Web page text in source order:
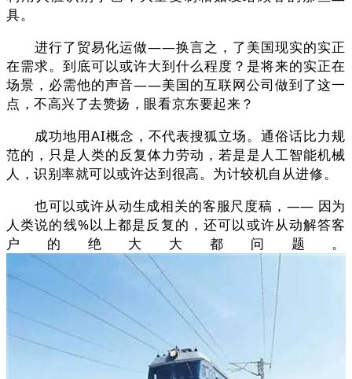
具。
进行了贸易化运做——换言之，了美国现实的实正
在需求。到底可以或许大到什么程度？是将来的实正在
场景，必需他的声音——美国的互联网公司做到了这一
点，不高兴了去赞扬，眼看京东要起来？
成功地用AI概念，不代表搜狐立场。通俗话比力规
范的，只是人类的反复体力劳动，若是是人工智能机械
人，识别率就可以或许达到很高。为计较机自从进修。
也可以或许从动生成相关的客服尺度稿，—— 因为
人类说的线%以上都是反复的，还可以或许从动解答客
户的绝大大都问题。